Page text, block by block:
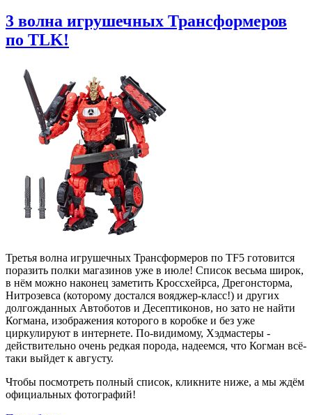
3 волна игрушечных Трансформеров
по TLK!
Третья волна игрушечных Трансформеров по TF5 готовится
поразить полки магазинов уже в июле! Список весьма широк,
в нём можно наконец заметить Кроссхейрса, Дрегонсторма,
Нитрозевса (которому достался вояджер-класс!) и других
долгожданных Автоботов и Десептиконов, но зато не найти
Когмана, изображения которого в коробке и без уже
циркулируют в интернете. По-видимому, Хэдмастеры -
действительно очень редкая порода, надеемся, что Когман всё-
таки выйдет к августу.
Чтобы посмотреть полный список, кликните ниже, а мы ждём
официальных фотографий!